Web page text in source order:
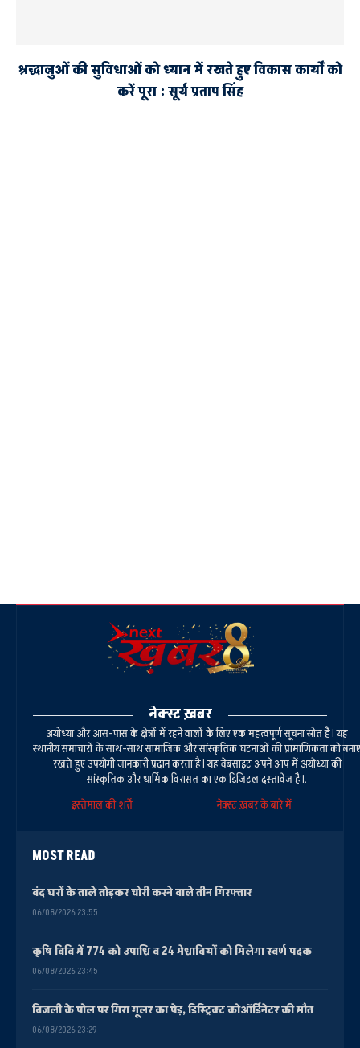
श्रद्धालुओं की सुविधाओं को ध्यान में रखते हुए विकास कार्यों को
करें पूरा : सूर्य प्रताप सिंह
नेक्स्ट ख़बर
अयोध्या और आस-पास के क्षेत्रों में रहने वालों के लिए एक महत्वपूर्ण सूचना स्रोत है। यह
स्थानीय समाचारों के साथ-साथ सामाजिक और सांस्कृतिक घटनाओं की प्रामाणिकता को बनाए
रखते हुए उपयोगी जानकारी प्रदान करता है। यह वेबसाइट अपने आप में अयोध्या की
सांस्कृतिक और धार्मिक विरासत का एक डिजिटल दस्तावेज है।.
इस्तेमाल की शर्तें
नेक्स्ट ख़बर के बारे में
MOST READ
बंद घरों के ताले तोड़कर चोरी करने वाले तीन गिरफ्तार
06/08/2026 23:55
कृषि विवि में 774 को उपाधि व 24 मेधावियों को मिलेगा स्वर्ण पदक
06/08/2026 23:45
बिजली के पोल पर गिरा गूलर का पेड़, डिस्ट्रिक्ट कोऑर्डिनेटर की मौत
06/08/2026 23:29